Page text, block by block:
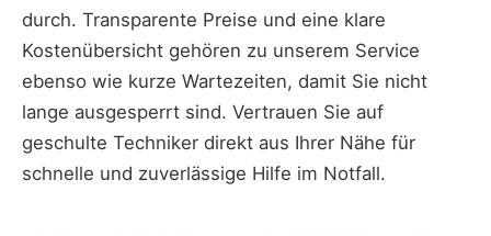
durch. Transparente Preise und eine klare
Kostenübersicht gehören zu unserem Service
ebenso wie kurze Wartezeiten, damit Sie nicht
lange ausgesperrt sind. Vertrauen Sie auf
geschulte Techniker direkt aus Ihrer Nähe für
schnelle und zuverlässige Hilfe im Notfall.